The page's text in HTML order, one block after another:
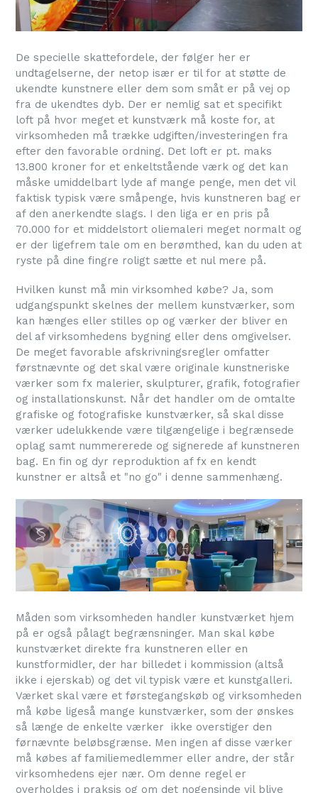
De specielle skattefordele, der følger her er
undtagelserne, der netop især er til for at støtte de
ukendte kunstnere eller dem som småt er på vej op
fra de ukendtes dyb. Der er nemlig sat et specifikt
loft på hvor meget et kunstværk må koste for, at
virksomheden må trække udgiften/investeringen fra
efter den favorable ordning. Det loft er pt. maks
13.800 kroner for et enkeltstående værk og det kan
måske umiddelbart lyde af mange penge, men det vil
faktisk typisk være småpenge, hvis kunstneren bag er
af den anerkendte slags. I den liga er en pris på
70.000 for et middelstort oliemaleri meget normalt og
er der ligefrem tale om en berømthed, kan du uden at
ryste på dine fingre roligt sætte et nul mere på.
Hvilken kunst må min virksomhed købe? Ja, som
udgangspunkt skelnes der mellem kunstværker, som
kan hænges eller stilles op og værker der bliver en
del af virksomhedens bygning eller dens omgivelser.
De meget favorable afskrivningsregler omfatter
førstnævnte og det skal være originale kunstneriske
værker som fx malerier, skulpturer, grafik, fotografier
og installationskunst. Når det handler om de omtalte
grafiske og fotografiske kunstværker, så skal disse
værker udelukkende være tilgængelige i begrænsede
oplag samt nummererede og signerede af kunstneren
bag. En fin og dyr reproduktion af fx en kendt
kunstner er altså et "no go" i denne sammenhæng.
Måden som virksomheden handler kunstværket hjem
på er også pålagt begrænsninger. Man skal købe
kunstværket direkte fra kunstneren eller en
kunstformidler, der har billedet i kommission (altså
ikke i ejerskab) og det vil typisk være et kunstgalleri.
Værket skal være et førstegangskøb og virksomheden
må købe ligeså mange kunstværker, som der ønskes
så længe de enkelte værker ikke overstiger den
førnævnte beløbsgrænse. Men ingen af disse værker
må købes af familiemedlemmer eller andre, der står
virksomhedens ejer nær. Om denne regel er
overholdes i praksis og om det nogensinde vil blive